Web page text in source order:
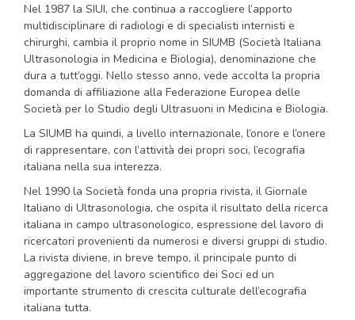
Nel 1987 la SIUI, che continua a raccogliere l’apporto
multidisciplinare di radiologi e di specialisti internisti e
chirurghi, cambia il proprio nome in SIUMB (Società Italiana
Ultrasonologia in Medicina e Biologia), denominazione che
dura a tutt’oggi. Nello stesso anno, vede accolta la propria
domanda di affiliazione alla Federazione Europea delle
Società per lo Studio degli Ultrasuoni in Medicina e Biologia.
La SIUMB ha quindi, a livello internazionale, l’onore e l’onere
di rappresentare, con l’attività dei propri soci, l’ecografia
italiana nella sua interezza.
Nel 1990 la Società fonda una propria rivista, il Giornale
Italiano di Ultrasonologia, che ospita il risultato della ricerca
italiana in campo ultrasonologico, espressione del lavoro di
ricercatori provenienti da numerosi e diversi gruppi di studio.
La rivista diviene, in breve tempo, il principale punto di
aggregazione del lavoro scientifico dei Soci ed un
importante strumento di crescita culturale dell’ecografia
italiana tutta.